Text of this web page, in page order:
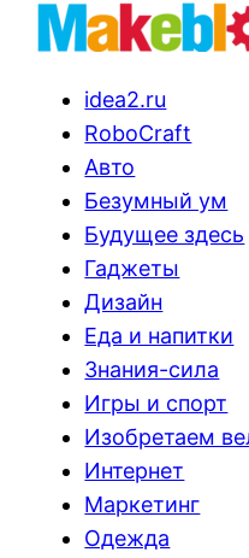
idea2.ru
RoboCraft
Авто
Безумный ум
Будущее здесь
Гаджеты
Дизайн
Еда и напитки
Знания-сила
Игры и спорт
Изобретаем
Интернет
Маркетинг
Одежда